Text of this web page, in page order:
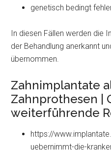
genetisch bedingt
In diesen Fällen werden die
der Behandlung anerkannt
übernommen.
Zahnimplantate
Zahnprothesen |
weiterführende
https://
uebernimmt-die-